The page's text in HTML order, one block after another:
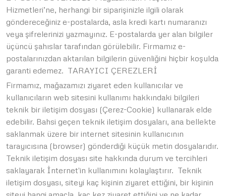
Hizmetleri’ne, herhangi bir siparişinizle ilgili olarak
göndereceğiniz e-postalarda, asla kredi kartı numaranızı
veya şifrelerinizi yazmayınız. E-postalarda yer alan bilgiler
üçüncü şahıslar tarafından görülebilir. Firmamız e-
postalarınızdan aktarılan bilgilerin güvenliğini hiçbir koşulda
garanti edemez. TARAYICI ÇEREZLERİ
Firmamız, mağazamızı ziyaret eden kullanıcılar ve
kullanıcıların web sitesini kullanımı hakkındaki bilgileri
teknik bir iletişim dosyası (Çerez-Cookie) kullanarak elde
edebilir. Bahsi geçen teknik iletişim dosyaları, ana bellekte
saklanmak üzere bir internet sitesinin kullanıcının
tarayıcısına (browser) gönderdiği küçük metin dosyalarıdır.
Teknik iletişim dosyası site hakkında durum ve tercihleri
saklayarak İnternet'in kullanımını kolaylaştırır. Teknik
iletişim dosyası, siteyi kaç kişinin ziyaret ettiğini, bir kişinin